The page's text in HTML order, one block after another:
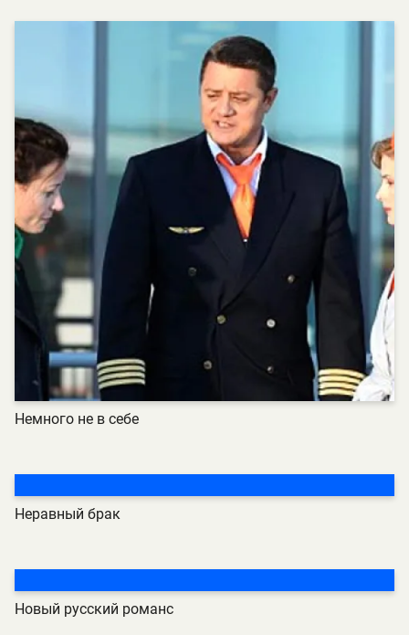
Немного не в себе
Неравный брак
Новый русский романс